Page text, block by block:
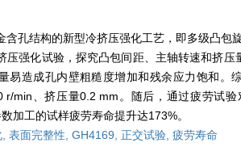
含孔结构的新型冷挤压强化工艺，即多级凸
压强化试验，探究凸包间距、主轴转速和挤
易造成孔内壁粗糙度增加和残余应力饱和
r/min、挤压量0.2 mm。随后，通过疲劳试
加工的试样疲劳寿命提升达173%。
表面完整性, GH4169, 正交试验, 疲劳寿命